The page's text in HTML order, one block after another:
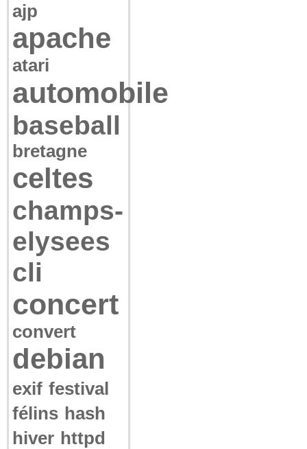
ajp
apache
atari
automobile
baseball
bretagne
celtes
champs-
elysees
cli
concert
convert
debian
exif festival
félins hash
hiver httpd